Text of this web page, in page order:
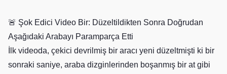
🚨 Şok Edici Video Bir: Düzeltildikten Sonra Doğrudan
Aşağıdaki Arabayı Paramparça Etti
İlk videoda, çekici devrilmiş bir aracı yeni düzeltmişti ki bir
sonraki saniye, araba dizginlerinden boşanmış bir at gibi